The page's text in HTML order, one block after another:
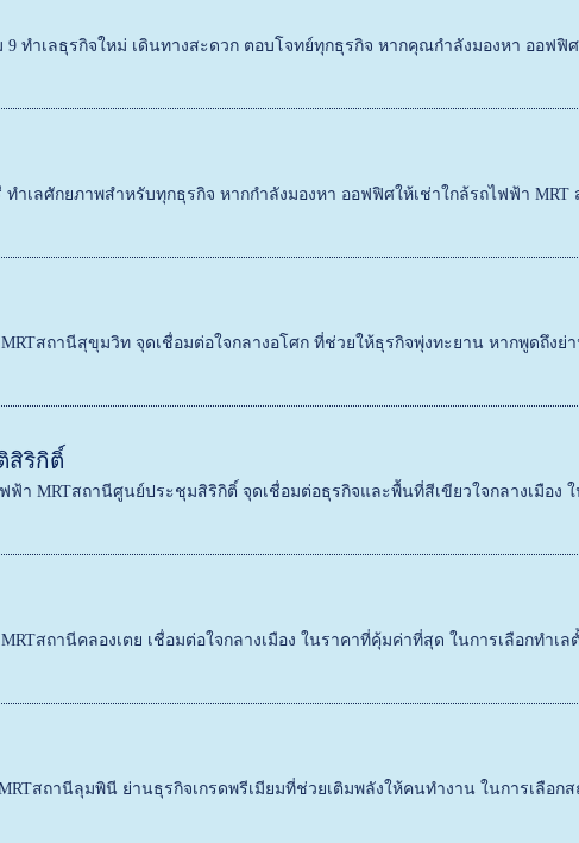
ทำเลธุรกิจใหม่ เดินทางสะดวก ตอบโจทย์ทุกธุรกิจ หากคุณกำลังมองหา ออฟฟิ
ำเลศักยภาพสำหรับทุกธุรกิจ หากกำลังมองหา ออฟฟิศให้เช่าใกล้รถไฟฟ้า
สถานีสุขุมวิท จุดเชื่อมต่อใจกลางอโศก ที่ช่วยให้ธุรกิจพุ่งทะยาน หากพูดถึงย่
สิริกิติ์
ฟ้า MRTสถานีศูนย์ประชุมสิริกิติ์ จุดเชื่อมต่อธุรกิจและพื้นที่สีเขียวใจกลางเมือง
สถานีคลองเตย เชื่อมต่อใจกลางเมือง ในราคาที่คุ้มค่าที่สุด ในการเลือกทำเ
สถานีลุมพินี ย่านธุรกิจเกรดพรีเมียมที่ช่วยเติมพลังให้คนทำงาน ในการเลือก